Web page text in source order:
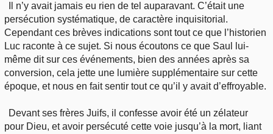
Il n’y avait jamais eu rien de tel auparavant. C’était une
persécution systématique, de caractère inquisitorial.
Cependant ces brèves indications sont tout ce que l’historien
Luc raconte à ce sujet. Si nous écoutons ce que Saul lui-
même dit sur ces événements, bien des années après sa
conversion, cela jette une lumière supplémentaire sur cette
époque, et nous en fait sentir tout ce qu’il y avait d’effroyable.
Devant ses frères Juifs, il confesse avoir été un zélateur
pour Dieu, et avoir persécuté cette voie jusqu’à la mort, liant